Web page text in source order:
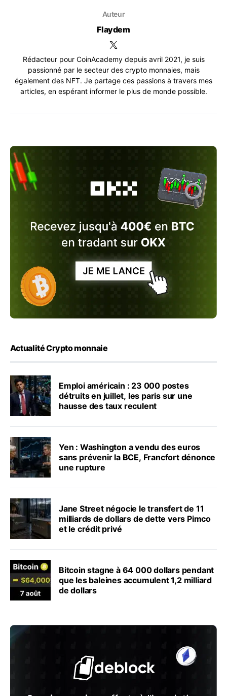
Auteur
Flaydem
Rédacteur pour CoinAcademy depuis avril 2021, je suis
passionné par le secteur des crypto monnaies, mais
également des NFT. Je partage ces passions à travers mes
articles, en espérant informer le plus de monde possible.
Actualité Crypto monnaie
Emploi américain : 23 000 postes
détruits en juillet, les paris sur une
hausse des taux reculent
Yen : Washington a vendu des euros
sans prévenir la BCE, Francfort dénonce
une rupture
Jane Street négocie le transfert de 11
milliards de dollars de dette vers Pimco
et le crédit privé
Bitcoin stagne à 64 000 dollars pendant
que les baleines accumulent 1,2 milliard
de dollars